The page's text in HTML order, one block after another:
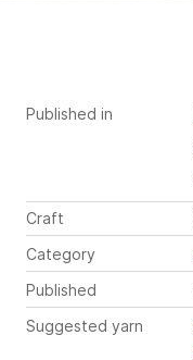
Published in
Craft
Category
Published
Suggested yarn